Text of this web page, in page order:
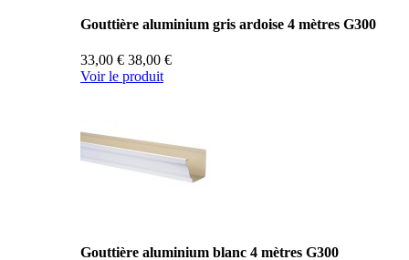
Gouttière aluminium gris ardoise 4 mètres G300
33,00 € 38,00 €
Voir le produit
Gouttière aluminium blanc 4 mètres G300